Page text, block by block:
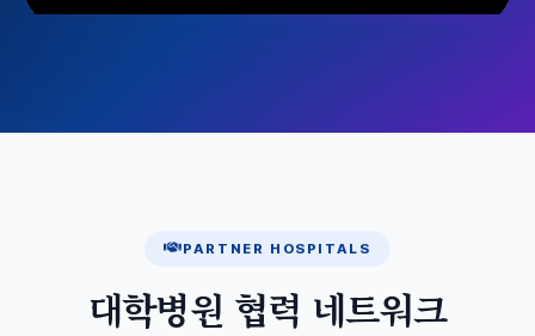
PARTNER HOSPITALS
대학병원 협력 네트워크